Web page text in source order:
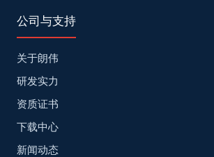
公司与支持
关于朗伟
研发实力
资质证书
下载中心
新闻动态